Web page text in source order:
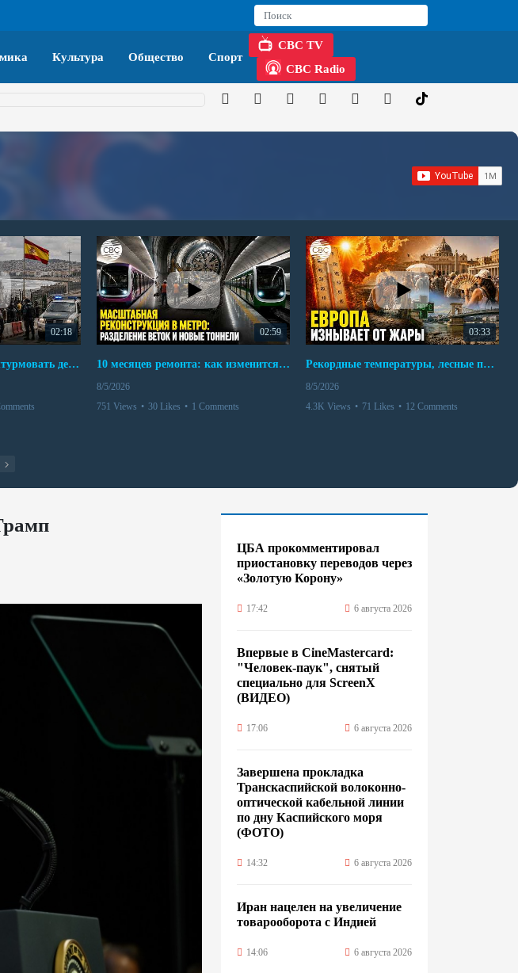
Культура Общество Спорт
CBC TV
CBC Radio
02:18
Испанию готовятся штурмовать десятки тысяч марокканцев
02:59
10 месяцев ремонта: как изменится работа Бакинского метро с 15 августа
8/5/2026
751 Views • 30 Likes • 1 Comments
03:33
Рекордные температуры, лесные пожары и красный уровень опасности
8/5/2026
4.3K Views • 71 Likes • 12 Comments
ЦБА прокомментировал
приостановку переводов через
«Золотую Корону»
17:42 6 августа 2026
Впервые в CineMastercard:
"Человек-паук", снятый
специально для ScreenX
(ВИДЕО)
17:06 6 августа 2026
Завершена прокладка
Транскаспийской волоконно-
оптической кабельной линии
по дну Каспийского моря
(ФОТО)
14:32 6 августа 2026
Иран нацелен на увеличение
товарооборота с Индией
14:06 6 августа 2026